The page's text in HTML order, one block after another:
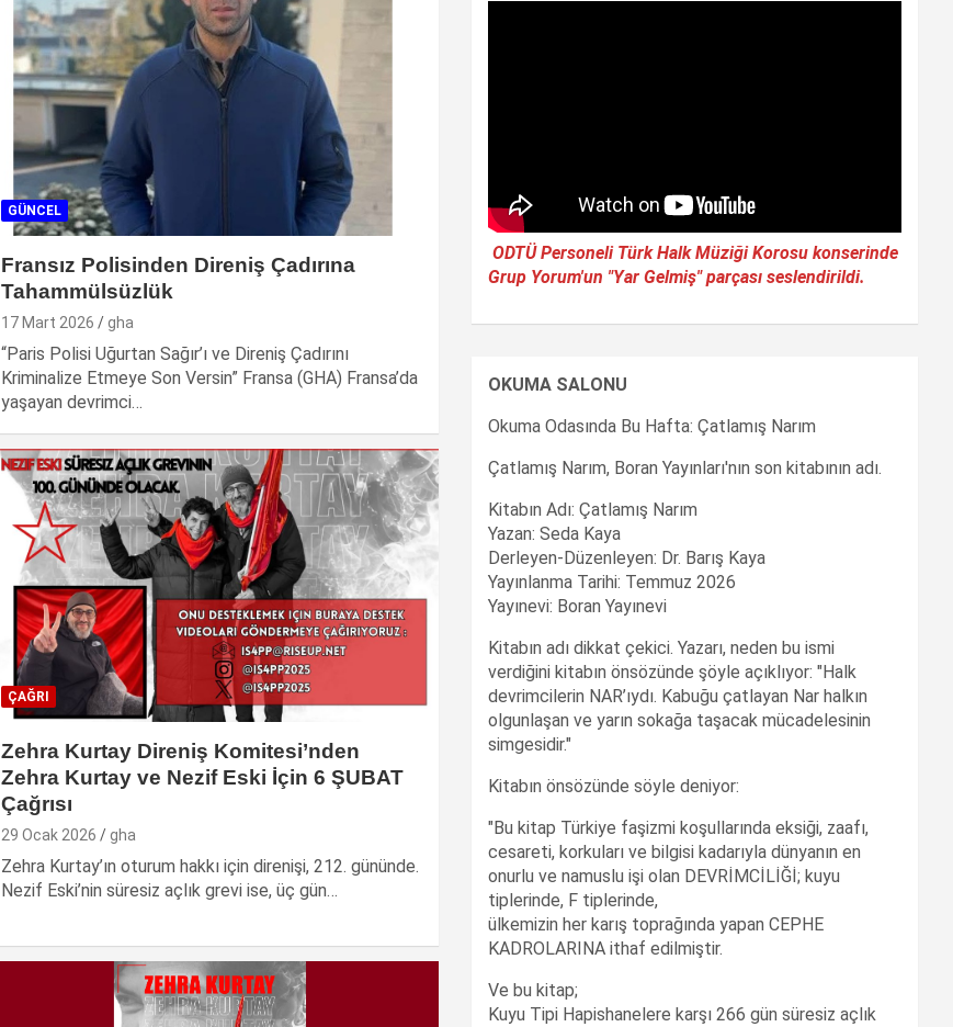
GÜNCEL
Fransız Polisinden Direniş Çadırına
Tahammülsüzlük
17 Mart 2026 gha
“Paris Polisi Uğurtan Sağır’ı ve Direniş Çadırını
Kriminalize Etmeye Son Versin” Fransa (GHA) Fransa’da
yaşayan devrimci…
ÇAĞRI
Zehra Kurtay Direniş Komitesi’nden
Zehra Kurtay ve Nezif Eski İçin 6 ŞUBAT
Çağrısı
29 Ocak 2026 gha
Zehra Kurtay’ın oturum hakkı için direnişi, 212. gününde.
Nezif Eski’nin süresiz açlık grevi ise, üç gün…
ODTÜ Personeli Türk Halk Müziği Korosu konserinde
Grup Yorum'un "Yar Gelmiş" parçası seslendirildi.
OKUMA SALONU
Okuma Odasında Bu Hafta: Çatlamış Narım
Çatlamış Narım, Boran Yayınları'nın son kitabının adı.
Kitabın Adı: Çatlamış Narım
Yazan: Seda Kaya
Derleyen-Düzenleyen: Dr. Barış Kaya
Yayınlanma Tarihi: Temmuz 2026
Yayınevi: Boran Yayınevi
Kitabın adı dikkat çekici. Yazarı, neden bu ismi
verdiğini kitabın önsözünde şöyle açıklıyor: "Halk
devrimcilerin NAR’ıydı. Kabuğu çatlayan Nar halkın
olgunlaşan ve yarın sokağa taşacak mücadelesinin
simgesidir."
Kitabın önsözünde söyle deniyor:
"Bu kitap Türkiye faşizmi koşullarında eksiği, zaafı,
cesareti, korkuları ve bilgisi kadarıyla dünyanın en
onurlu ve namuslu işi olan DEVRİMCİLİĞİ; kuyu
tiplerinde, F tiplerinde,
ülkemizin her karış toprağında yapan CEPHE
KADROLARINA ithaf edilmiştir.
Ve bu kitap;
Kuyu Tipi Hapishanelere karşı 266 gün süresiz açlık